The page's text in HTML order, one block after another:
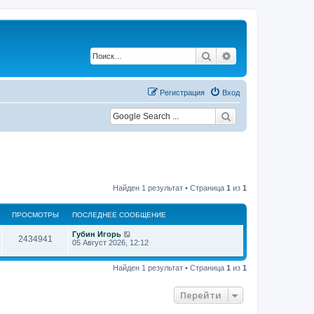
Поиск
Вход
Регистрация
Найден 1 результат • Страница 1 из 1
ПРОСМОТРЫ ПОСЛЕДНЕЕ СООБЩЕНИЕ
2434941
р
П
о
л
Губин Игорь
05 Август 2026, 12:12
Найден 1 результат • Страница 1 из 1
Перейти